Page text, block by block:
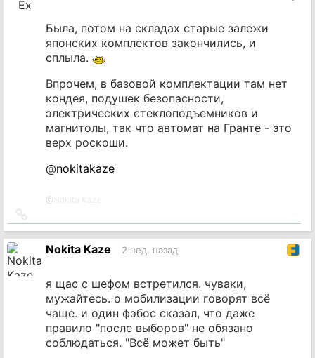
Была, потом на складах старые залежи
японских комплектов закончились, и
сплыла.
Впрочем, в базовой комплектации там нет
кондея, подушек безопасности,
электрических стеклоподъемников и
магнитолы, так что автомат на Гранте - это
верх роскоши.
@nokitakaze
@
на
источник
Nokita Kaze 2 нед. назад
я щас с шефом встретился. чуваки,
мужайтесь. о мобилизации говорят всё
чаще. и один фэбос сказал, что даже
правило "после выборов" не обязано
соблюдаться. "Всё может быть"